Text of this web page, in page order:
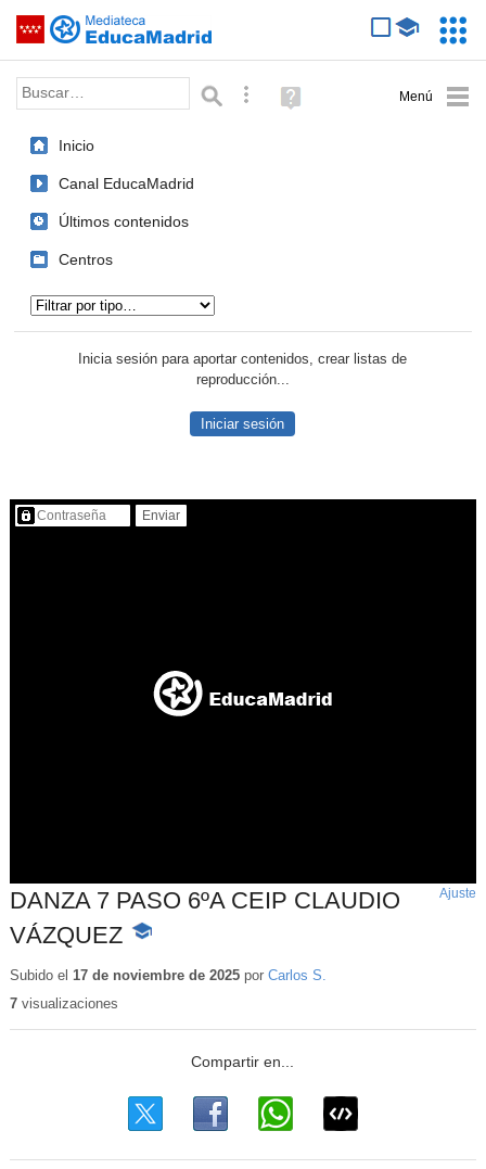
Saltar navegación
Palabra o frase: Búsqueda avanzada
Ayuda
(en
Inicio
Canal EducaMadrid
Últimos contenidos
Centros
Inicia sesión para aportar contenidos, crear listas de
reproducción...
Iniciar sesión
Contenido protegido…
DANZA 7 PASO 6ºA CEIP CLAUDIO
VÁZQUEZ -
educativo
Ajuste
Subido el 17 de noviembre de 2025por Carlos S.
7visualizaciones